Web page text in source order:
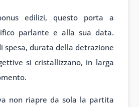
edilizi, questo porta a
parlante e alla sua data.
spesa, durata della detrazione
si cristallizzano, in larga
non riapre da sola la partita